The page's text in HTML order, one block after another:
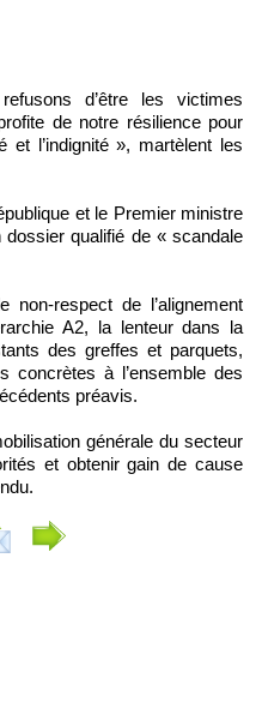
de notre résilience pour
et l’indignité », martèlent les
et le Premier ministre
dossier qualifié de « scandale
respect de l’alignement
A2, la lenteur dans la
des greffes et parquets,
concrètes à l’ensemble des
préavis.
générale du secteur
et obtenir gain de cause